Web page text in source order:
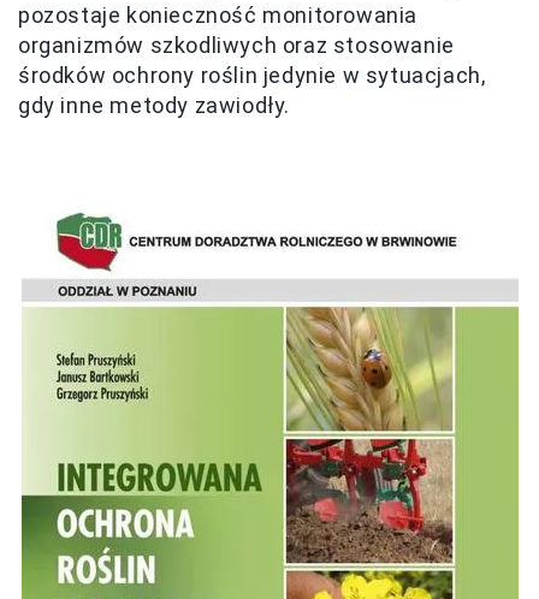
pozostaje konieczność monitorowania
organizmów szkodliwych oraz stosowanie
środków ochrony roślin jedynie w sytuacjach,
gdy inne metody zawiodły.